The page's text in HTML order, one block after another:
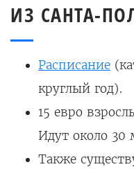
ИЗ САНТА-
Расписание
круглый год).
15 евро
Идут около 30
Также